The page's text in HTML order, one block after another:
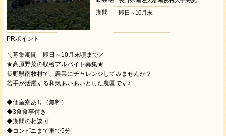
期間
即日～10月末
PRポイント
＼募集期間 即日～10月末頃まで／
★高原野菜の収穫アルバイト募集★
長野県南牧村で、農業にチャレンジしてみませんか？
若手が活躍する和気あいあいとした農園です♪
◆個室寮あり（無料）
◆3食食事付き
◆期間の相談可
◆コンビニまで車で5分